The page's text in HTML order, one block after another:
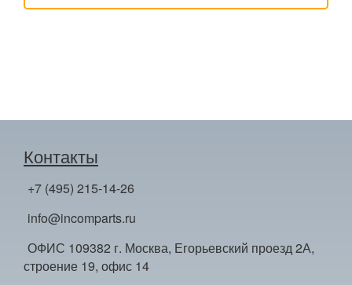
Контакты
+7 (495) 215-14-26
info@incomparts.ru
ОФИС 109382 г. Москва, Егорьевский проезд 2А,
строение 19, офис 14